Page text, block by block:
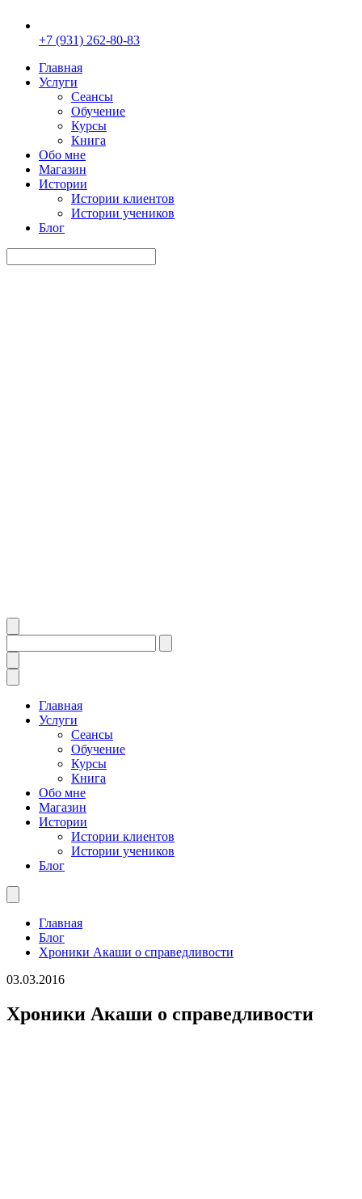
+7 (931) 262-80-83
Главная
Услуги
Сеансы
Обучение
Курсы
Книга
Обо мне
Магазин
Истории
Истории клиентов
Истории учеников
Блог
Главная
Услуги
Сеансы
Обучение
Курсы
Книга
Обо мне
Магазин
Истории
Истории клиентов
Истории учеников
Блог
Главная
Блог
Хроники Акаши о справедливости
03.03.2016
Хроники Акаши о справедливости